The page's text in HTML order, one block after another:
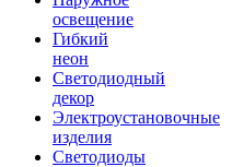
освещение
Гибкий
неон
Светодиодный
декор
Электроустановочные
изделия
Светодиоды